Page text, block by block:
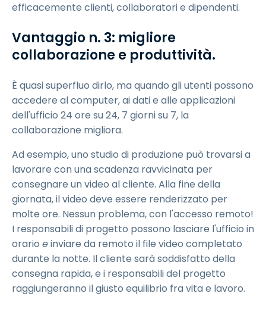
efficacemente clienti, collaboratori e dipendenti.
Vantaggio n. 3: migliore
collaborazione e produttività.
È quasi superfluo dirlo, ma quando gli utenti possono
accedere al computer, ai dati e alle applicazioni
dell'ufficio 24 ore su 24, 7 giorni su 7, la
collaborazione migliora.
Ad esempio, uno studio di produzione può trovarsi a
lavorare con una scadenza ravvicinata per
consegnare un video al cliente. Alla fine della
giornata, il video deve essere renderizzato per
molte ore. Nessun problema, con l'accesso remoto!
I responsabili di progetto possono lasciare l'ufficio in
orario einviare da remoto il file video completato
durante la notte. Il cliente sarà soddisfatto della
consegna rapida, e i responsabili del progetto
raggiungeranno il giusto equilibrio fra vita e lavoro.